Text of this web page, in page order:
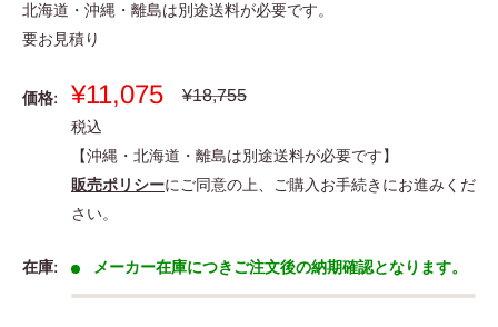
北海道・沖縄・離島は別途送料が必要です。
要お見積り
価格:
販
売
価
格
¥11,075
通
格
¥18,755
税込
【沖縄・北海道・離島は別途送料が必要です】
販売ポリシーにご同意の上、ご購入お手続きにお進みくだ
さい。
在庫: メーカー在庫につきご注文後の納期確認となります。